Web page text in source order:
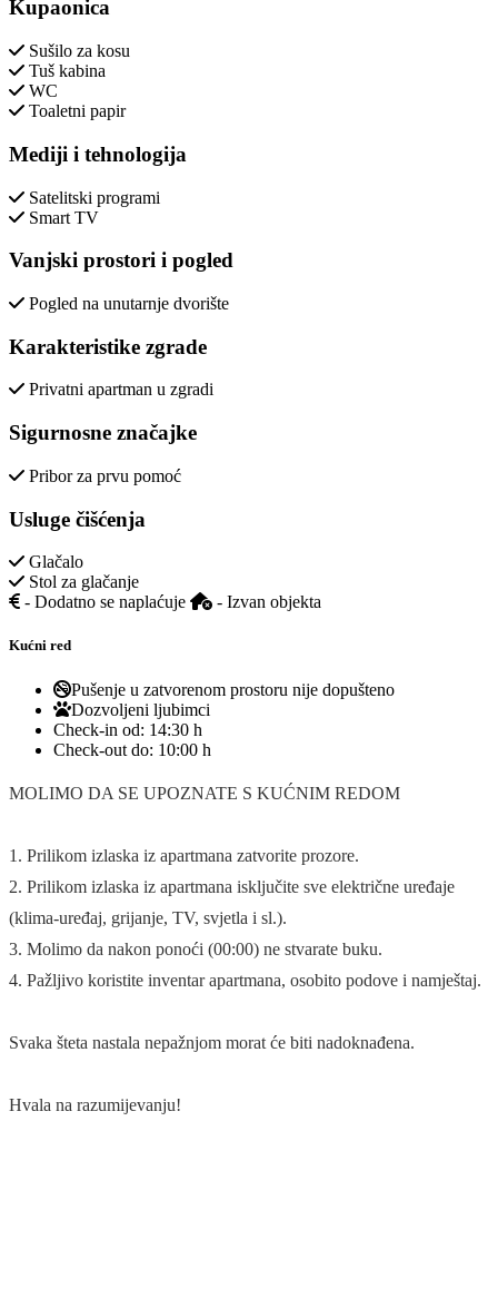
Kupaonica
Sušilo za kosu
Tuš kabina
WC
Toaletni papir
Mediji i tehnologija
Satelitski programi
Smart TV
Vanjski prostori i pogled
Pogled na unutarnje dvorište
Karakteristike zgrade
Privatni apartman u zgradi
Sigurnosne značajke
Pribor za prvu pomoć
Usluge čišćenja
Glačalo
Stol za glačanje
- Dodatno se naplaćuje
- Izvan objekta
Kućni red
Pušenje u zatvorenom prostoru nije dopušteno
Dozvoljeni ljubimci
Check-in od: 14:30 h
Check-out do: 10:00 h
MOLIMO DA SE UPOZNATE S KUĆNIM REDOM
1. Prilikom izlaska iz apartmana zatvorite prozore.
2. Prilikom izlaska iz apartmana isključite sve električne uređaje
(klima-uređaj, grijanje, TV, svjetla i sl.).
3. Molimo da nakon ponoći (00:00) ne stvarate buku.
4. Pažljivo koristite inventar apartmana, osobito podove i namještaj.
Svaka šteta nastala nepažnjom morat će biti nadoknađena.
Hvala na razumijevanju!